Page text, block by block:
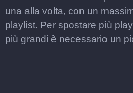
una alla volta, con un
playlist. Per spostare più
più grandi è necessario un